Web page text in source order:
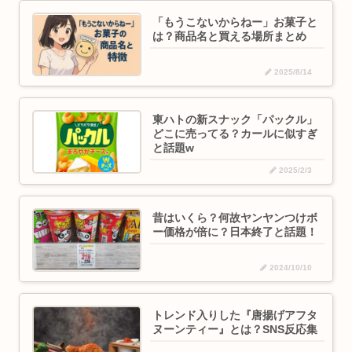
「もうこないからねー」お菓子と
は？商品名と買える場所まとめ
2025/8/14
東ハトの新スナック「パックル」
どこに売ってる？カールに似すぎ
と話題w
2025/2/3
昔はいくら？何故ヤンヤンつけボ
ー価格が倍に？日本終了と話題！
2024/10/10
トレンド入りした『唐揚げアフタ
ヌーンティー』とは？SNS反応集